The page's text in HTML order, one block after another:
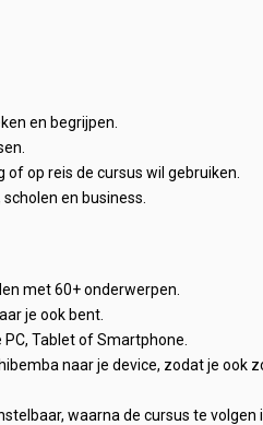
en begrijpen.
op reis de cursus wil gebruiken.
en business.
met 60+ onderwerpen.
je ook bent.
Tablet of Smartphone.
naar je device, zodat je ook
waarna de cursus te volgen